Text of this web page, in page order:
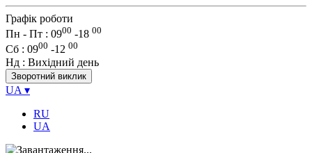
Графік роботи
Пн - Пт : 0900 -18 00
Сб : 0900 -12 00
Нд : Вихідний день
Зворотний виклик
UA ▾
RU
UA